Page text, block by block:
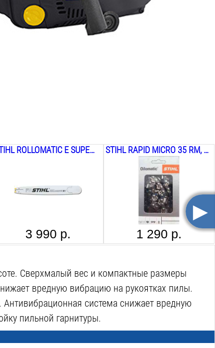
STIHL ROLLOMATIC E SUPER 3003-000-9417, 3/8, 1.6 ММ, 45 СМ
3 990 р.
STIHL RAPID MICRO 35 RM, 3651-006-0072
1 290 р.
►
Сверхмалый вес и компактные размеры
вредную вибрацию на рукоятках пилы.
система снижает вредную
пильной гарнитуры.